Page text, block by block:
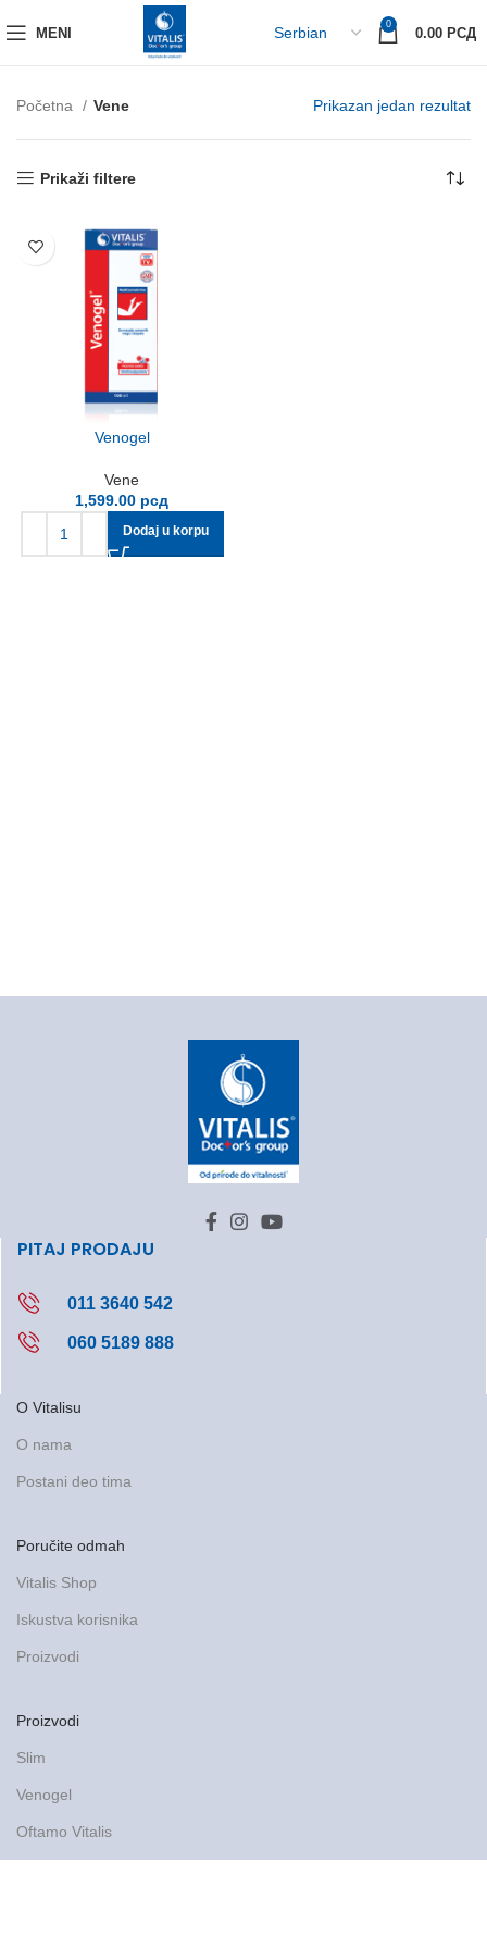
MENI
0
0.00 РСД
Početna Vene Prikazan jedan rezultat
Prikaži filtere
Venogel
Vene
1,599.00 рсд
Dodaj u korpu
PITAJ PRODAJU
011 3640 542
060 5189 888
O Vitalisu
O nama
Postani deo tima
Poručite odmah
Vitalis Shop
Iskustva korisnika
Proizvodi
Proizvodi
Slim
Venogel
Oftamo Vitalis